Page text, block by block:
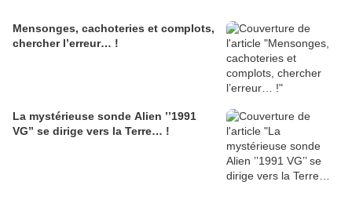
Mensonges, cachoteries et complots,
chercher l’erreur… !
La mystérieuse sonde Alien ’’1991
VG’’ se dirige vers la Terre… !